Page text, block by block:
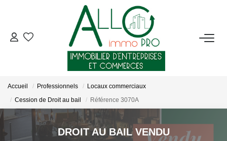
ACHETER
NOTRE AGENCE
Qui Sommes-Nous ?
Accueil Professionnels
Locaux commerciaux
Cession de Droit au bail
Référence 3070A
DROIT AU BAIL VENDU